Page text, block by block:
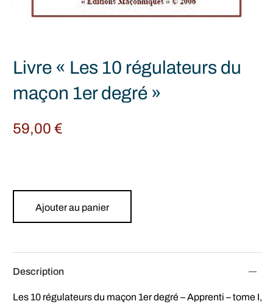
Livre « Les 10 régulateurs du
maçon 1er degré »
59,00€
Ajouter au panier
Description
Les 10 régulateurs du maçon 1er degré – Apprenti – tome I,